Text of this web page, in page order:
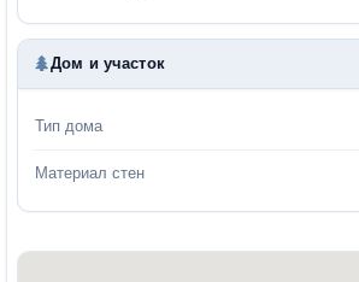
Дом и участок
Тип дома
Материал стен